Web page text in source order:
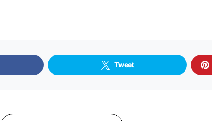
Tweet